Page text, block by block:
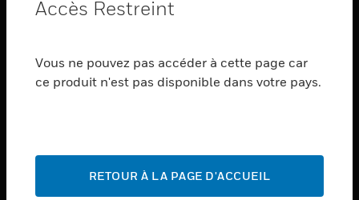
S'INSCRIRE
PRODUCTS
toggle view
INDUSTRIES
Accès Restreint
Vous ne pouvez pas accéder à cette page car
ce produit n'est pas disponible dans votre pays.
RETOUR À LA PAGE D'ACCUEIL